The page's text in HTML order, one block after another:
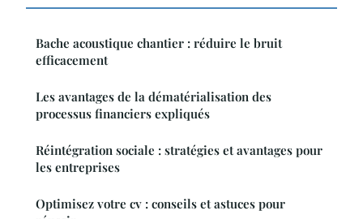
Bache acoustique chantier : réduire le bruit
efficacement
Les avantages de la dématérialisation des
processus financiers expliqués
Réintégration sociale : stratégies et avantages pour
les entreprises
Optimisez votre cv : conseils et astuces pour